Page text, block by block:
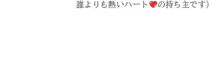
誰よりも熱いハート
の持ち主です